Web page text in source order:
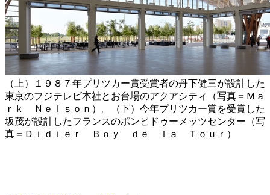
（上）１９８７年プリツカー賞受賞者の丹下健三が設計した
東京のフジテレビ本社とお台場のアクアシティ（写真＝Ｍａ
ｒｋ Ｎｅｌｓｏｎ）。（下）今年プリツカー賞を受賞した
坂茂が設計したフランスのポンピドゥーメッツセンター（写
真＝Ｄｉｄｉｅｒ Ｂｏｙ ｄｅ ｌａ Ｔｏｕｒ）